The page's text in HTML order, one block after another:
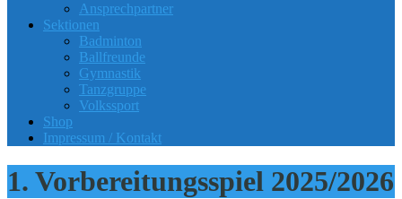
Ansprechpartner
Sektionen
Badminton
Ballfreunde
Gymnastik
Tanzgruppe
Volkssport
Shop
Impressum / Kontakt
1. Vorbereitungsspiel 2025/2026